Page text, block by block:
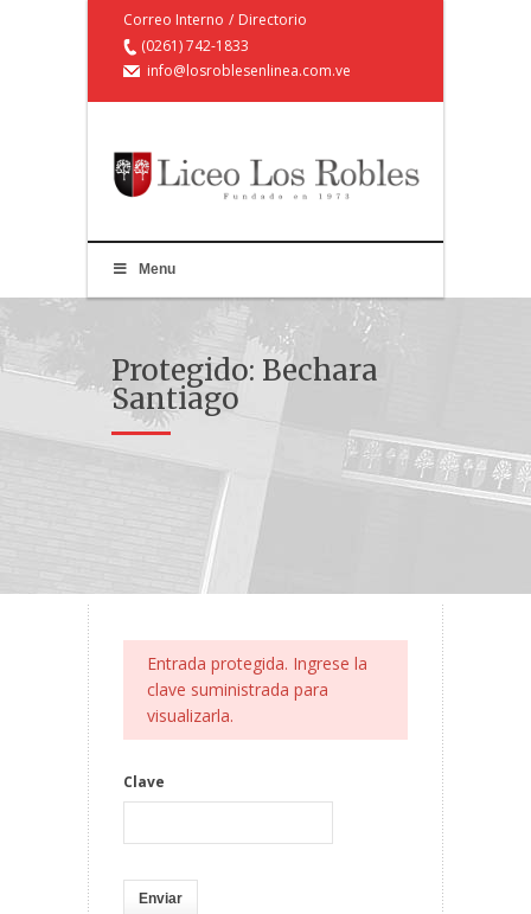
Correo Interno / Directorio
(0261) 742-1833
info@losroblesenlinea.com.ve
Menu
Protegido: Bechara
Santiago
Entrada protegida. Ingrese la
clave suministrada para
visualizarla.
Clave